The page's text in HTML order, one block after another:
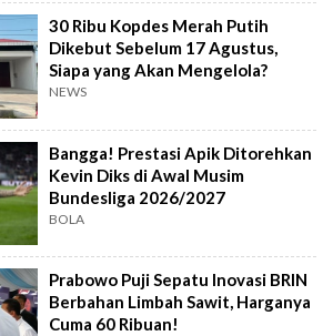
30 Ribu Kopdes Merah Putih
Dikebut Sebelum 17 Agustus,
Siapa yang Akan Mengelola?
NEWS
Bangga! Prestasi Apik Ditorehkan
Kevin Diks di Awal Musim
Bundesliga 2026/2027
BOLA
Prabowo Puji Sepatu Inovasi BRIN
Berbahan Limbah Sawit, Harganya
Cuma 60 Ribuan!